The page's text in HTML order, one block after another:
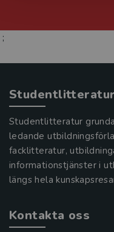
;
Studentlitteratur
Studentlitteratur
ledande
facklitteratur,
informationstjänster i
längs hela
Kontakta oss